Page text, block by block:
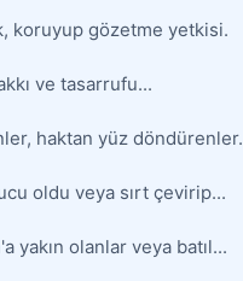
koruyup gözetme yetkisi.
ve tasarrufu...
haktan yüz döndürenler.
oldu veya sırt çevirip...
yakın olanlar veya batıl...